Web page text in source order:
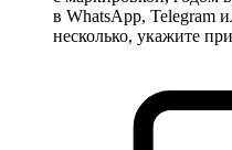
в WhatsApp, Telegram
несколько, укажите